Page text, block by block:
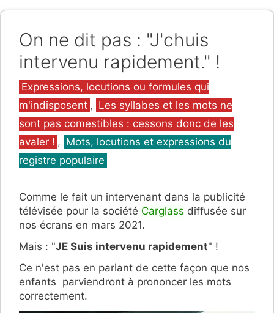
On ne dit pas : "J'chuis
intervenu rapidement." !
Catégories
Expressions, locutions ou formules qui
m'indisposent , Les syllabes et les mots ne
sont pas comestibles : cessons donc de les
avaler ! , Mots, locutions et expressions du
registre populaire
Comme le fait un intervenant dans la publicité
télévisée pour la société Carglass diffusée sur
nos écrans en mars 2021.
Mais : "JE Suis intervenu rapidement" !
Ce n'est pas en parlant de cette façon que nos
enfants parviendront à prononcer les mots
correctement.